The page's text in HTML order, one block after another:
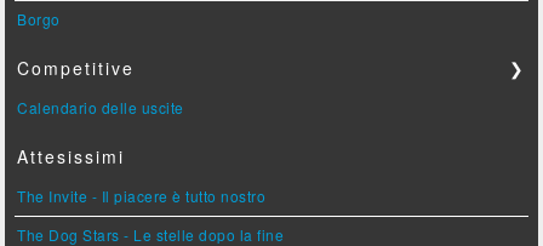
Borgo
Competitive ❯
Calendario delle uscite
Attesissimi
The Invite - Il piacere è tutto nostro
The Dog Stars - Le stelle dopo la fine